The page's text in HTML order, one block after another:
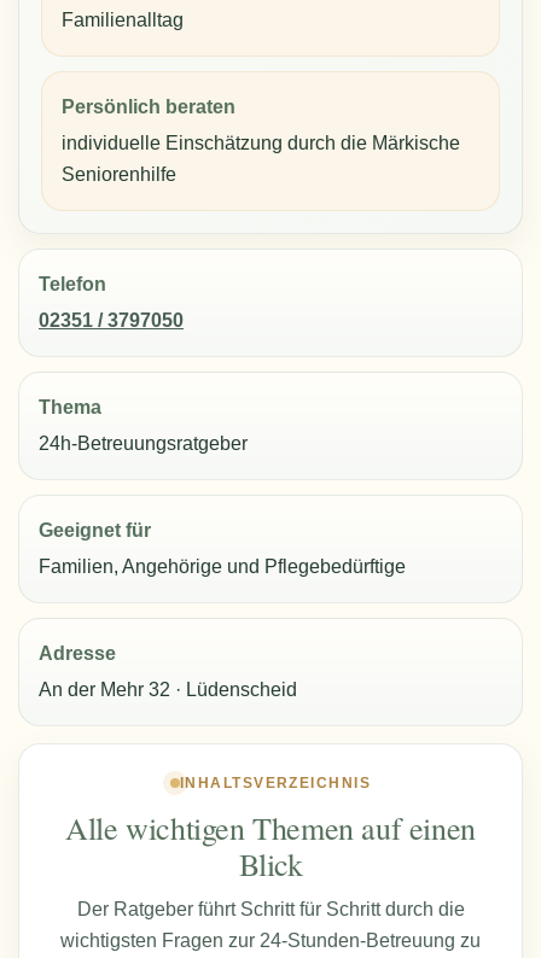
Familienalltag
Persönlich beraten
individuelle Einschätzung durch die Märkische
Seniorenhilfe
Telefon
02351 / 3797050
Thema
24h-Betreuungsratgeber
Geeignet für
Familien, Angehörige und Pflegebedürftige
Adresse
An der Mehr 32 · Lüdenscheid
INHALTSVERZEICHNIS
Alle wichtigen Themen auf einen
Blick
Der Ratgeber führt Schritt für Schritt durch die
wichtigsten Fragen zur 24-Stunden-Betreuung zu